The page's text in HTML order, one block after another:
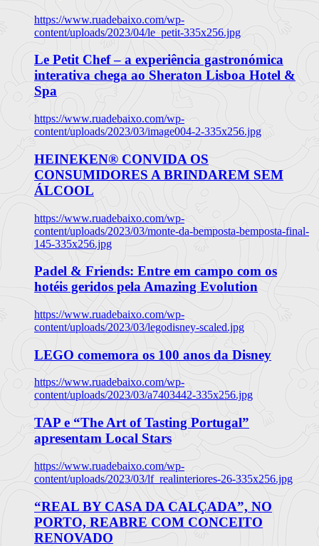
https://www.ruadebaixo.com/wp-
content/uploads/2023/04/le_petit-335x256.jpg
Le Petit Chef – a experiência gastronómica
interativa chega ao Sheraton Lisboa Hotel &
Spa
https://www.ruadebaixo.com/wp-
content/uploads/2023/03/image004-2-335x256.jpg
HEINEKEN® CONVIDA OS
CONSUMIDORES A BRINDAREM SEM
ÁLCOOL
https://www.ruadebaixo.com/wp-
content/uploads/2023/03/monte-da-bemposta-bemposta-final-
145-335x256.jpg
Padel & Friends: Entre em campo com os
hotéis geridos pela Amazing Evolution
https://www.ruadebaixo.com/wp-
content/uploads/2023/03/legodisney-scaled.jpg
LEGO comemora os 100 anos da Disney
https://www.ruadebaixo.com/wp-
content/uploads/2023/03/a7403442-335x256.jpg
TAP e “The Art of Tasting Portugal”
apresentam Local Stars
https://www.ruadebaixo.com/wp-
content/uploads/2023/03/lf_realinteriores-26-335x256.jpg
“REAL BY CASA DA CALÇADA”, NO
PORTO, REABRE COM CONCEITO
RENOVADO